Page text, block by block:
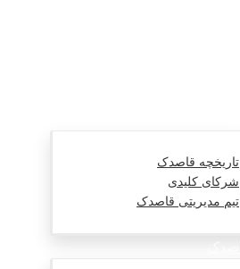
تاریخچه قاصدک
شرکای کلیدی
تیم مدیریتی قاصدک